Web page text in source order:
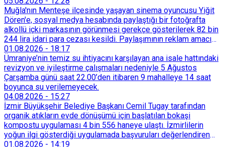
Muğla'nın Menteşe ilçesinde yaşayan sinema oyuncusu Yiğit
Dören'e, sosyal medya hesabında paylaştığı bir fotoğrafta
alkollü içki markasının görünmesi gerekçe gösterilerek 82 bin
244 lira idari para cezası kesildi. Paylaşımının reklam amacı
taşımadığını savunan Dören, cezanın iptali için yargıya
başvurdu.
01.08.2026 - 18:17
Ümraniye’nin temiz su ihtiyacını karşılayan ana isale hattındaki
revizyon ve iyileştirme çalışmaları nedeniyle 5 Ağustos
Çarşamba günü saat 22.00’den itibaren 9 mahalleye 14 saat
boyunca su verilemeyecek.
04.08.2026 - 15:27
İzmir Büyükşehir Belediye Başkanı Cemil Tugay tarafından
organik atıkların evde dönüşümü için başlatılan bokaşi
kompostu uygulaması 4 bin 556 haneye ulaştı. İzmirlilerin
yoğun ilgi gösterdiği uygulamada başvuruları değerlendiren
Tarımsal Hizmetler Dairesi Başkanlığı, farklı ilçelerde toplam
01.08.2026 - 14:19